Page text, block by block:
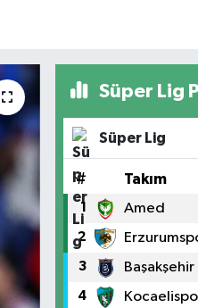
Süper Lig
Süper Lig
# Takım
1 Amed
2
3 Başakşehir
4